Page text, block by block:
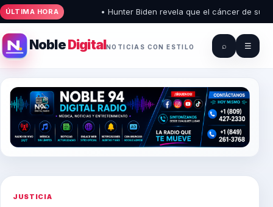
ÚLTIMA HORA • Hunter Biden revela que el cáncer de su
NobleDigitalNOTICIAS CON ESTILO ⌕ ☰
JUSTICIA